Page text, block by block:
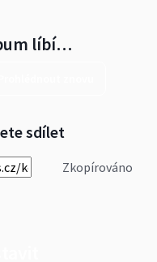
líbí…
sdílet
Zkopírováno